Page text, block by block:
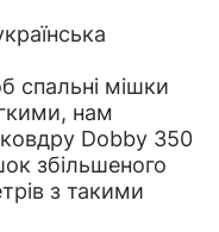
спальні мішки
нам
Dobby 350
збільшеного
з такими